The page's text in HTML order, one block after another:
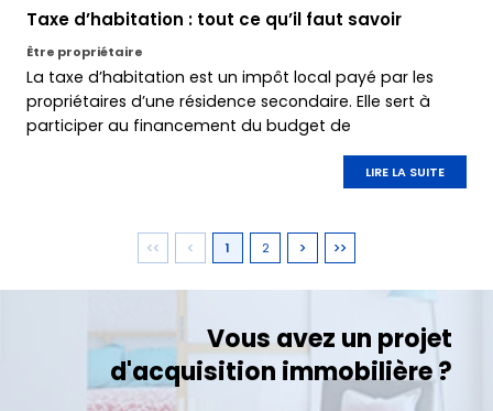
Taxe d’habitation : tout ce qu’il faut savoir
Être propriétaire
La taxe d’habitation est un impôt local payé par les
propriétaires d’une résidence secondaire. Elle sert à
participer au financement du budget de
LIRE LA SUITE
1 2
Vous avez un projet
d'acquisition immobilière ?